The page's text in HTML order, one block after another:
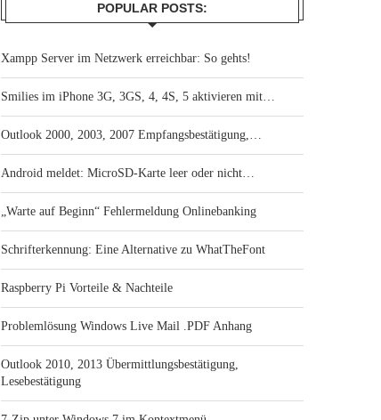
POPULAR POSTS:
Xampp Server im Netzwerk erreichbar: So gehts!
Smilies im iPhone 3G, 3GS, 4, 4S, 5 aktivieren mit…
Outlook 2000, 2003, 2007 Empfangsbestätigung,…
Android meldet: MicroSD-Karte leer oder nicht…
„Warte auf Beginn“ Fehlermeldung Onlinebanking
Schrifterkennung: Eine Alternative zu WhatTheFont
Raspberry Pi Vorteile & Nachteile
Problemlösung Windows Live Mail .PDF Anhang
Outlook 2010, 2013 Übermittlungsbestätigung,
Lesebestätigung